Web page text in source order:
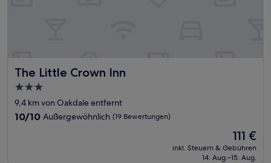
The Little Crown Inn
The Little Crown Inn
3.0-
Sterne-
Unterkunft
9,4 km von Oakdale entfernt
10.0
10/10 Außergewöhnlich (19 Bewertungen)
Der
Preis
beträgt
111 €
inkl. Steuern & Gebühren
14. Aug.–15. Aug.